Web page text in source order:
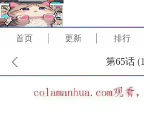
首页 更新 排行
第65话 (1